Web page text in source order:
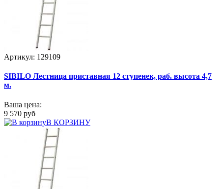
Артикул: 129109
SIBILO Лестница приставная 12 ступенек, раб. высота 4,7
м.
Ваша цена:
9 570 руб
В КОРЗИНУ